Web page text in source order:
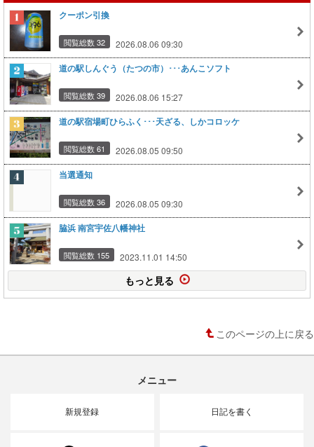
クーポン引換
閲覧総数 32 2026.08.06 09:30
道の駅しんぐう（たつの市）･･･あんこソフト
閲覧総数 39 2026.08.06 15:27
道の駅宿場町ひらふく･･･天ざる、しかコロッケ
閲覧総数 61 2026.08.05 09:50
当選通知
閲覧総数 36 2026.08.05 09:30
脇浜 南宮宇佐八幡神社
閲覧総数 155 2023.11.01 14:50
もっと見る
このページの上に戻る
メニュー
新規登録 日記を書く